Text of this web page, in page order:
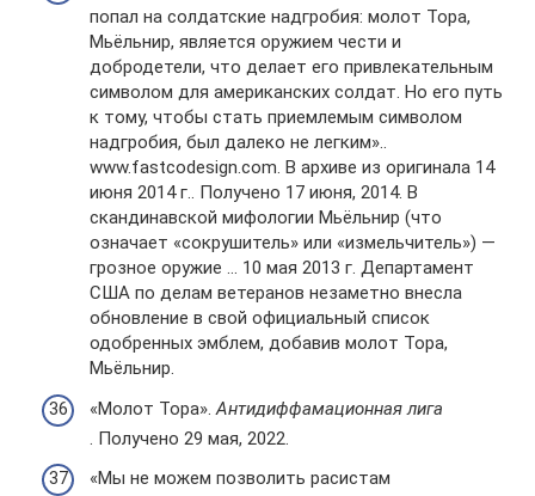
попал на солдатские надгробия: молот Тора,
Мьёльнир, является оружием чести и
добродетели, что делает его привлекательным
символом для американских солдат. Но его путь
к тому, чтобы стать приемлемым символом
надгробия, был далеко не легким»..
www.fastcodesign.com. В архиве из оригинала 14
июня 2014 г.. Получено 17 июня, 2014. В
скандинавской мифологии Мьёльнир (что
означает «сокрушитель» или «измельчитель») —
грозное оружие … 10 мая 2013 г. Департамент
США по делам ветеранов незаметно внесла
обновление в свой официальный список
одобренных эмблем, добавив молот Тора,
Мьёльнир.
«Молот Тора».Антидиффамационная лига
. Получено 29 мая, 2022.
«Мы не можем позволить расистам